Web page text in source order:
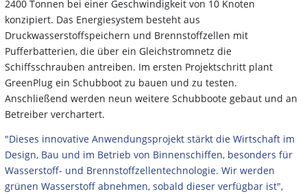
2400 Tonnen bei einer Geschwindigkeit von 10 Knoten
konzipiert. Das Energiesystem besteht aus
Druckwasserstoffspeichern und Brennstoffzellen mit
Pufferbatterien, die über ein Gleichstromnetz die
Schiffsschrauben antreiben. Im ersten Projektschritt plant
GreenPlug ein Schubboot zu bauen und zu testen.
Anschließend werden neun weitere Schubboote gebaut und an
Betreiber verchartert.
"Dieses innovative Anwendungsprojekt stärkt die Wirtschaft im
Design, Bau und im Betrieb von Binnenschiffen, besonders für
Wasserstoff- und Brennstoffzellentechnologie. Wir werden
grünen Wasserstoff abnehmen, sobald dieser verfügbar ist",